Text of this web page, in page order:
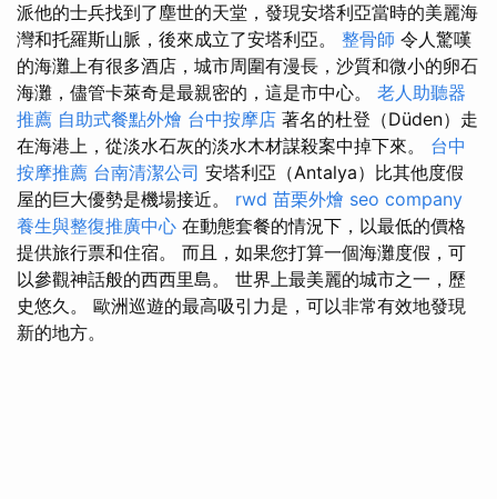
派他的士兵找到了塵世的天堂，發現安塔利亞當時的美麗海
灣和托羅斯山脈，後來成立了安塔利亞。 整骨師 令人驚嘆
的海灘上有很多酒店，城市周圍有漫長，沙質和微小的卵石
海灘，儘管卡萊奇是最親密的，這是市中心。 老人助聽器
推薦 自助式餐點外燴 台中按摩店 著名的杜登（Düden）走
在海港上，從淡水石灰的淡水木材謀殺案中掉下來。 台中
按摩推薦 台南清潔公司 安塔利亞（Antalya）比其他度假
屋的巨大優勢是機場接近。 rwd 苗栗外燴 seo company
養生與整復推廣中心 在動態套餐的情況下，以最低的價格
提供旅行票和住宿。 而且，如果您打算一個海灘度假，可
以參觀神話般的西西里島。 世界上最美麗的城市之一，歷
史悠久。 歐洲巡遊的最高吸引力是，可以非常有效地發現
新的地方。